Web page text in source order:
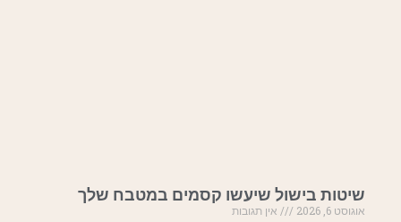
שיטות בישול שיעשו קסמים במטבח שלך
אוגוסט 6, 2026
אין תגובות